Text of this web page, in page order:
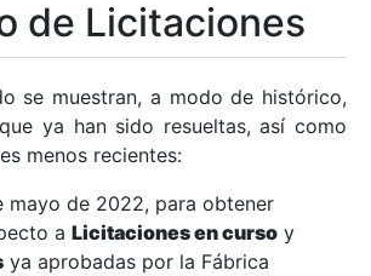
de Licitaciones
se muestran, a modo de histórico,
ya han sido resueltas, así como
menos recientes:
mayo de 2022, para obtener
a Licitaciones en curso y
ya aprobadas por la Fábrica